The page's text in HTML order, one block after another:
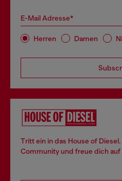
E-Mail Adresse*
Herren Damen
Tritt ein in das House of
Community und freue dich auf